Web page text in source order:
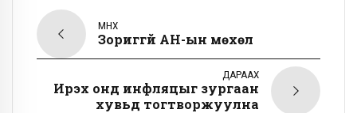
ӨМНӨХ
Зориггүй АН-ын мөхөл
ДАРААХ
Ирэх онд инфляцыг зургаан
хувьд тогтворжуулна